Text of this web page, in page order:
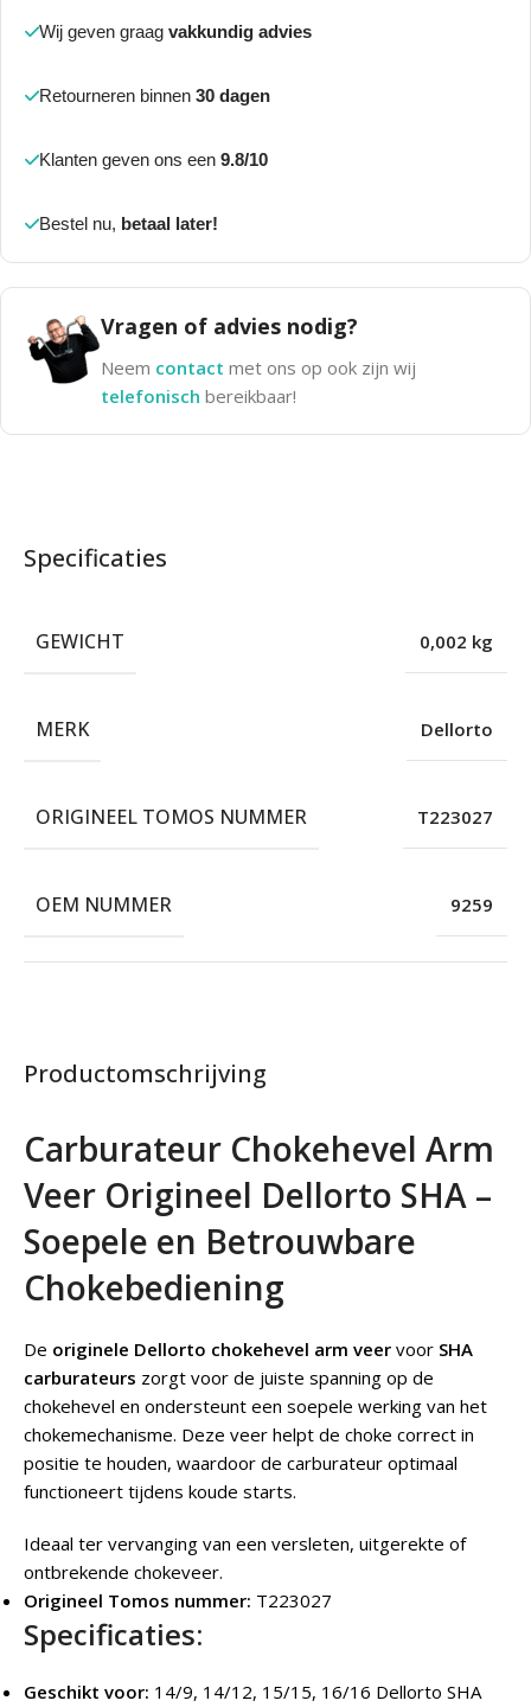
Wij geven graag vakkundig advies
Retourneren binnen 30 dagen
Klanten geven ons een 9.8/10
Bestel nu, betaal later!
Vragen of advies nodig?
Neem contact met ons op ook zijn wij
telefonisch bereikbaar!
Productomschrijving
Carburateur Chokehevel Arm
Veer Origineel Dellorto SHA –
Soepele en Betrouwbare
Chokebediening
De originele Dellorto chokehevel arm veer voor SHA
carburateurs zorgt voor de juiste spanning op de
chokehevel en ondersteunt een soepele werking van het
chokemechanisme. Deze veer helpt de choke correct in
positie te houden, waardoor de carburateur optimaal
functioneert tijdens koude starts.
Ideaal ter vervanging van een versleten, uitgerekte of
ontbrekende chokeveer.
Origineel Tomos nummer: T223027
Specificaties:
Geschikt voor: 14/9, 14/12, 15/15, 16/16 Dellorto SHA
Specificaties
GEWICHT 0,002 kg
MERK Dellorto
ORIGINEEL TOMOS NUMMER T223027
OEM NUMMER 9259